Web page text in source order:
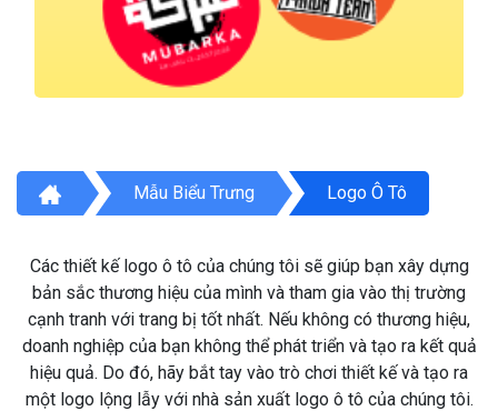
Mẫu Biểu Trưng Logo Ô Tô
Các thiết kế logo ô tô của chúng tôi sẽ giúp bạn xây dựng
bản sắc thương hiệu của mình và tham gia vào thị trường
cạnh tranh với trang bị tốt nhất. Nếu không có thương hiệu,
doanh nghiệp của bạn không thể phát triển và tạo ra kết quả
hiệu quả. Do đó, hãy bắt tay vào trò chơi thiết kế và tạo ra
một logo lộng lẫy với nhà sản xuất logo ô tô của chúng tôi.